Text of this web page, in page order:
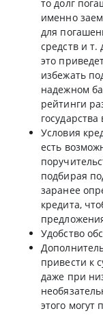
то долг
именно
для
средств и
это
избежать
надежном
рейтинги
Условия
есть
подбирая
заранее
кредита,
Удобство
привести к
даже при
этого могут